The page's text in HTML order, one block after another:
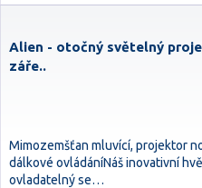
Alien - otočný světelný
záře..
Mimozemšťan mluvící, projektor
dálkové ovládáníNáš inovativní
ovladatelný se…